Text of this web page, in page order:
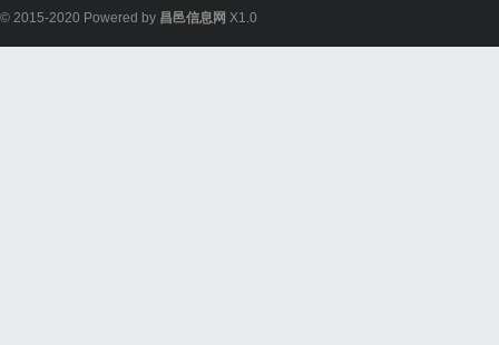
© 2015-2020 Powered by 昌邑信息网 X1.0